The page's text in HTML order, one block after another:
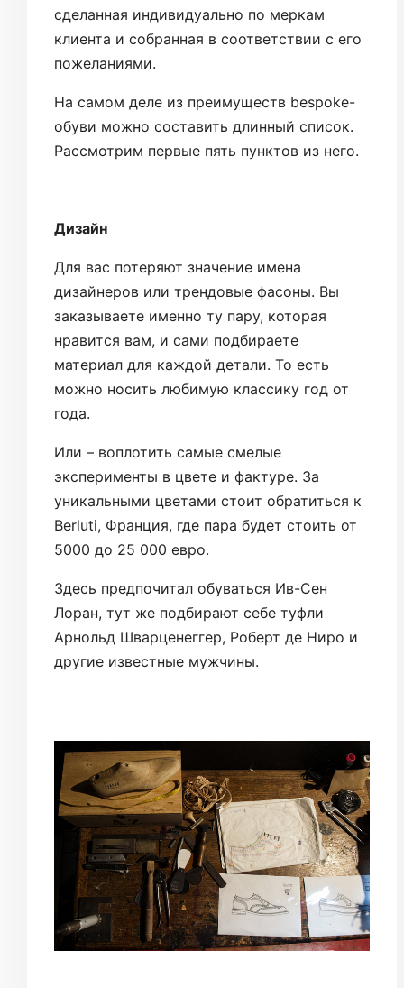
сделанная индивидуально по меркам
клиента и собранная в соответствии с его
пожеланиями.
На самом деле из преимуществ bespoke-
обуви можно составить длинный список.
Рассмотрим первые пять пунктов из него.
Дизайн
Для вас потеряют значение имена
дизайнеров или трендовые фасоны. Вы
заказываете именно ту пару, которая
нравится вам, и сами подбираете
материал для каждой детали. То есть
можно носить любимую классику год от
года.
Или – воплотить самые смелые
эксперименты в цвете и фактуре. За
уникальными цветами стоит обратиться к
Berluti, Франция, где пара будет стоить от
5000 до 25 000 евро.
Здесь предпочитал обуваться Ив-Сен
Лоран, тут же подбирают себе туфли
Арнольд Шварценеггер, Роберт де Ниро и
другие известные мужчины.